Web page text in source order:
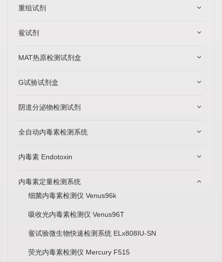
重组试剂
鲎试剂
MAT热原检测试剂盒
G试验试剂盒
阴道分泌物检测试剂
全自动内毒素检测系统
内毒素 Endotoxin
内毒素定量检测系统
细菌内毒素检测仪 Venus96k
吸收光内毒素检测仪 Venus96T
鲎试验微生物快速检测系统 ELx808IU-SN
荧光内毒素检测仪 Mercury F515